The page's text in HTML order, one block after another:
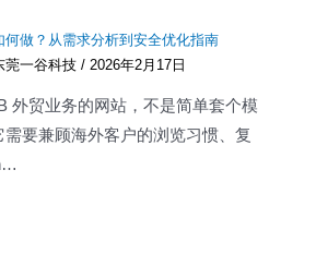
何做？从需求分析到安全优化指南
莞一谷科技/ 2026年2月17日
外贸业务的网站，不是简单套个模
要兼顾海外客户的浏览习惯、复